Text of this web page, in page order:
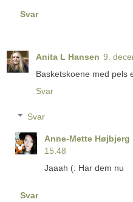
Svar
Anita L Hansen 9.
Basketskoene med pels
Svar
Svar
Anne-Mette Højbjerg
15.48
Jaaah (: Har dem nu
Svar